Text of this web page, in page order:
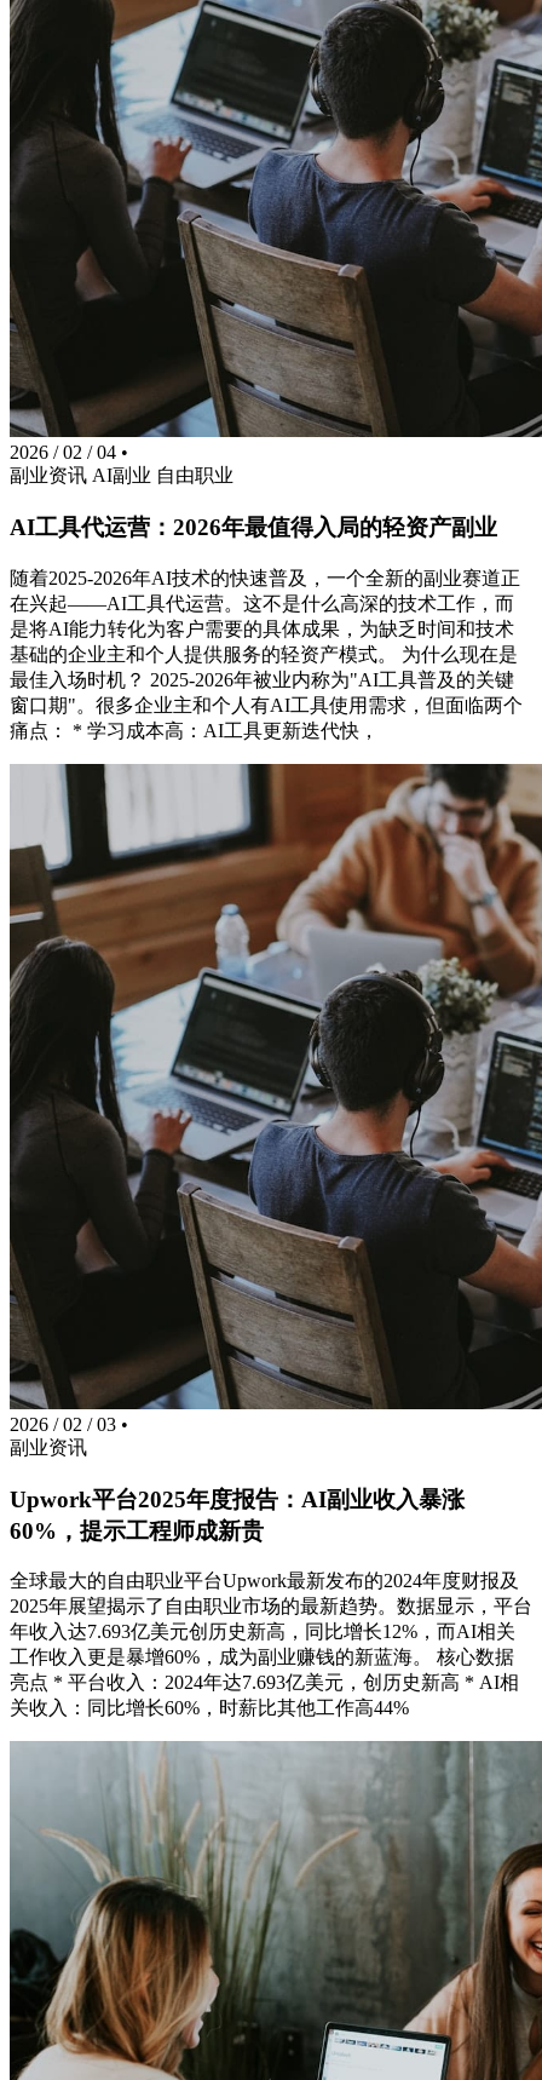
2026 / 02 / 04 •
副业资讯 AI副业 自由职业
AI工具代运营：2026年最值得入局的轻资产副业
随着2025-2026年AI技术的快速普及，一个全新的副业赛道正
在兴起——AI工具代运营。这不是什么高深的技术工作，而
是将AI能力转化为客户需要的具体成果，为缺乏时间和技术
基础的企业主和个人提供服务的轻资产模式。 为什么现在是
最佳入场时机？ 2025-2026年被业内称为"AI工具普及的关键
窗口期"。很多企业主和个人有AI工具使用需求，但面临两个
痛点： * 学习成本高：AI工具更新迭代快，
2026 / 02 / 03 •
副业资讯
Upwork平台2025年度报告：AI副业收入暴涨
60%，提示工程师成新贵
全球最大的自由职业平台Upwork最新发布的2024年度财报及
2025年展望揭示了自由职业市场的最新趋势。数据显示，平台
年收入达7.693亿美元创历史新高，同比增长12%，而AI相关
工作收入更是暴增60%，成为副业赚钱的新蓝海。 核心数据
亮点 * 平台收入：2024年达7.693亿美元，创历史新高 * AI相
关收入：同比增长60%，时薪比其他工作高44%